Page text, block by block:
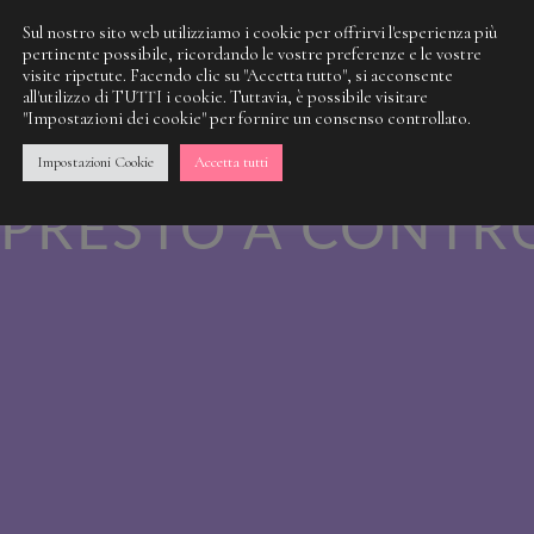
NOSTRA
QUALCOSA DI
PRESTO A
Sul nostro sito web utilizziamo i cookie per offrirvi l'esperienza più
pertinente possibile, ricordando le vostre preferenze e le vostre
visite ripetute. Facendo clic su "Accetta tutto", si acconsente
all'utilizzo di TUTTI i cookie. Tuttavia, è possibile visitare
"Impostazioni dei cookie" per fornire un consenso controllato.
Impostazioni Cookie Accetta tutti